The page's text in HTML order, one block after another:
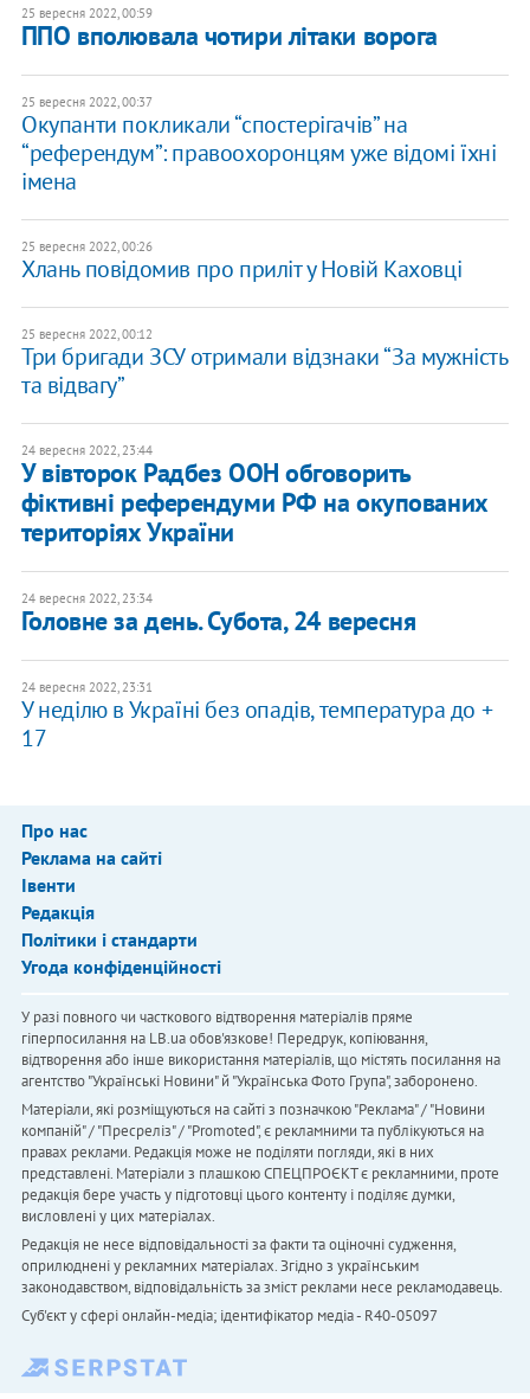
25 вересня 2022, 00:59
ППО вполювала чотири літаки ворога
25 вересня 2022, 00:37
Окупанти покликали “спостерігачів” на
“референдум”: правоохоронцям уже відомі їхні
імена
25 вересня 2022, 00:26
Хлань повідомив про приліт у Новій Каховці
25 вересня 2022, 00:12
Три бригади ЗСУ отримали відзнаки “За мужність
та відвагу”
24 вересня 2022, 23:44
У вівторок Радбез ООН обговорить
фіктивні референдуми РФ на окупованих
територіях України
24 вересня 2022, 23:34
Головне за день. Субота, 24 вересня
24 вересня 2022, 23:31
У неділю в Україні без опадів, температура до +
17
Про нас
Реклама на сайті
Івенти
Редакція
Політики і стандарти
Угода конфіденційності
У разі повного чи часткового відтворення матеріалів пряме
гіперпосилання на LB.ua обов'язкове! Передрук, копіювання,
відтворення або інше використання матеріалів, що містять посилання на
агентство "Українськi Новини" й "Українська Фото Група", заборонено.
Матеріали, які розміщуються на сайті з позначкою "Реклама" / "Новини
компаній" / "Пресреліз" / "Promoted", є рекламними та публікуються на
правах реклами. Редакція може не поділяти погляди, які в них
представлені. Матеріали з плашкою СПЕЦПРОЄКТ є рекламними, проте
редакція бере участь у підготовці цього контенту і поділяє думки,
висловлені у цих матеріалах.
Редакція не несе відповідальності за факти та оціночні судження,
оприлюднені у рекламних матеріалах. Згідно з українським
законодавством, відповідальність за зміст реклами несе рекламодавець.
Cуб'єкт у сфері онлайн-медіа; ідентифікатор медіа - R40-05097